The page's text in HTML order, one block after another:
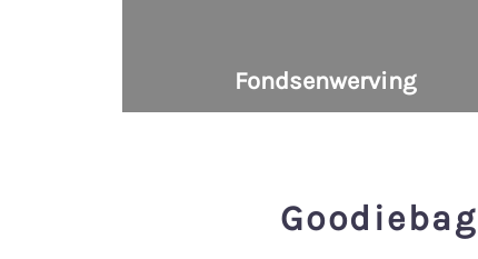
Fondsenwerving